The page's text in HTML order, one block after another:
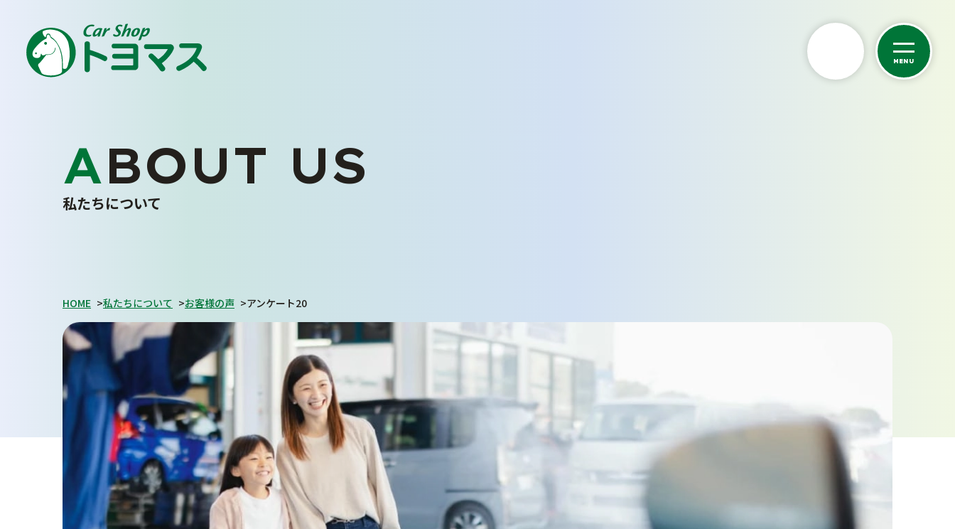
MENU
ENJOY YOUR CAR LIFE
私たちについて
採用情報
車検・点検・修理
点検・一般修理
鈑金・塗装
サポート
よくあるご質問
事故・故障対応について
お知らせ・ブログ
プライバシーポリシー
ABOUT US
私たちについて
HOME >私たちについて >お客様の声 >アンケート20